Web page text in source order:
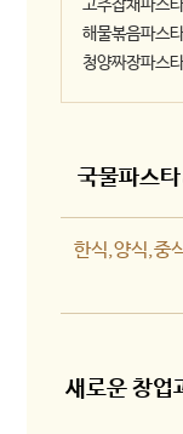
고추잡채파스
해물볶음파스
청양짜장파스
국물파스
한식,양식,중
새로운 창업